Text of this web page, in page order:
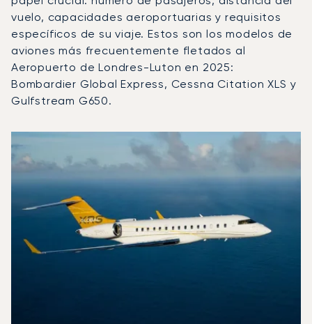
vuelo, capacidades aeroportuarias y requisitos
específicos de su viaje. Estos son los modelos de
aviones más frecuentemente fletados al
Aeropuerto de Londres-Luton en 2025:
Bombardier Global Express, Cessna Citation XLS y
Gulfstream G650.
Foto de la aeronave
Modelo de aeronaveMovimientos
Velocidad (km/h)
Autonomía (km)